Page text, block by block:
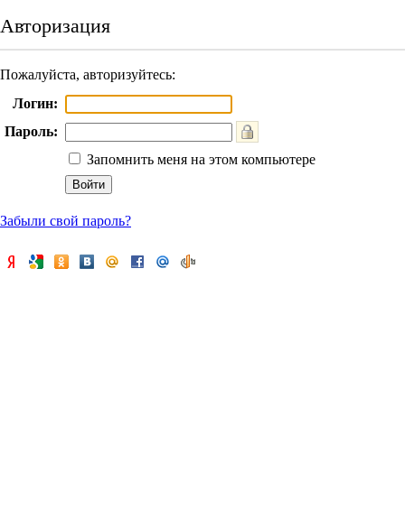
Авторизация
Пожалуйста, авторизуйтесь:
Логин:
Пароль:
Запомнить меня на этом компьютере
Забыли свой пароль?